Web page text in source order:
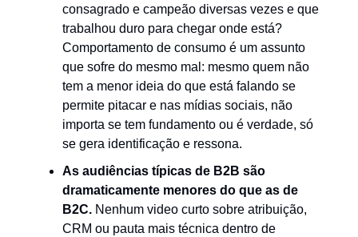
consagrado e campeão diversas vezes e que
trabalhou duro para chegar onde está?
Comportamento de consumo é um assunto
que sofre do mesmo mal: mesmo quem não
tem a menor ideia do que está falando se
permite pitacar e nas mídias sociais, não
importa se tem fundamento ou é verdade, só
se gera identificação e ressona.
As audiências típicas de B2B são
dramaticamente menores do que as de
B2C. Nenhum video curto sobre atribuição,
CRM ou pauta mais técnica dentro de